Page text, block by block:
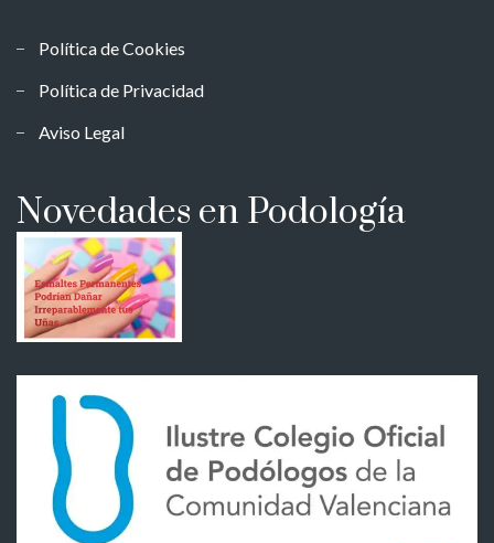
Política de Cookies
Política de Privacidad
Aviso Legal
Novedades en Podología